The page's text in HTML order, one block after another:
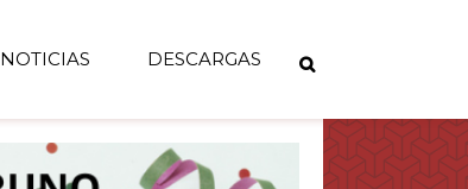
NOTICIAS DESCARGAS